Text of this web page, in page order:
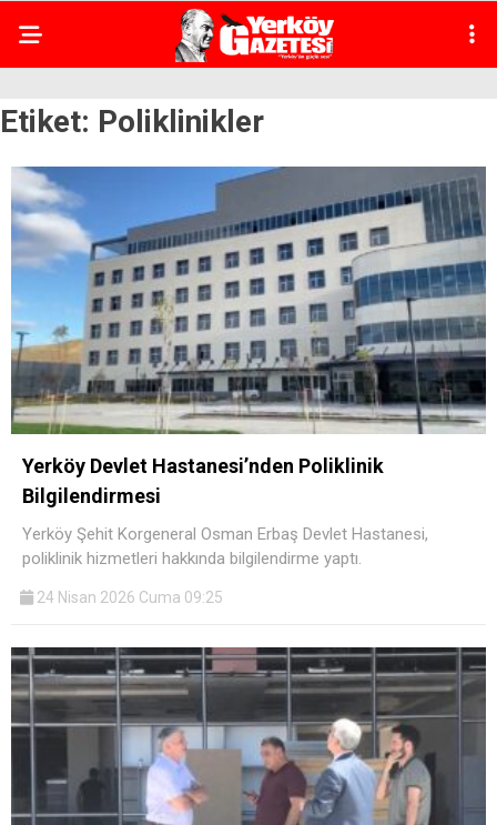
Etiket: Poliklinikler
Yerköy Devlet Hastanesi’nden Poliklinik
Bilgilendirmesi
Yerköy Şehit Korgeneral Osman Erbaş Devlet Hastanesi,
poliklinik hizmetleri hakkında bilgilendirme yaptı.
24 Nisan 2026 Cuma 09:25